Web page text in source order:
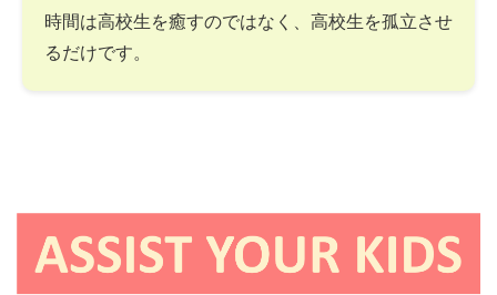
時間は高校生を癒すのではなく、高校生を孤立させ
るだけです。